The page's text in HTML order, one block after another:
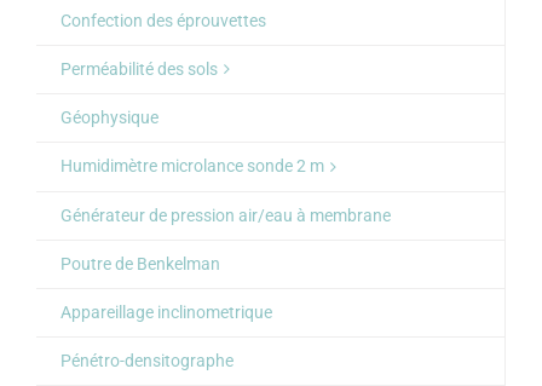
Confection des éprouvettes
Perméabilité des sols
Géophysique
Humidimètre microlance sonde 2 m
Générateur de pression air/eau à membrane
Poutre de Benkelman
Appareillage inclinometrique
Pénétro-densitographe